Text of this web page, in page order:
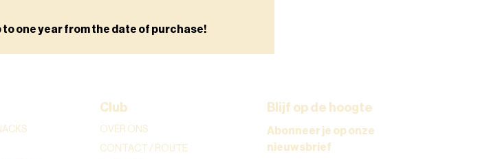
to one year from the date of purchase!
Club
OVER ONS
CONTACT / ROUTE
Blijf op de hoogte
Abonneer je op onze
nieuwsbrief